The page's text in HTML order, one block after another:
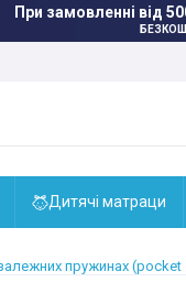
Дитячі матраци
пружинах (pocket